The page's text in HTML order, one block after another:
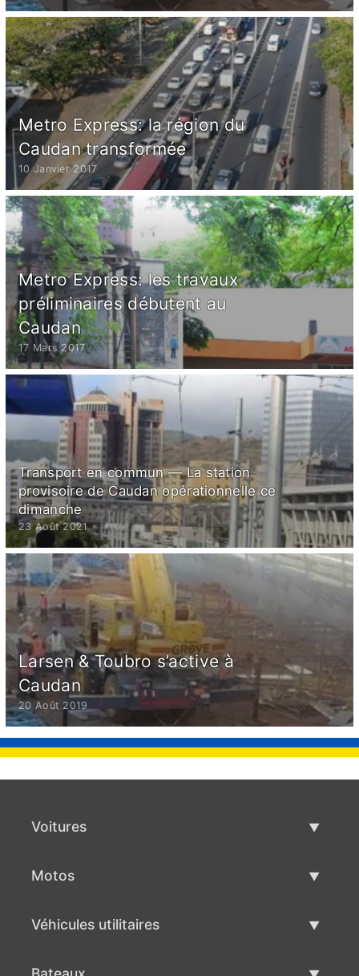
Metro Express: la région du
Caudan transformée
10 Janvier 2017
Metro Express: les travaux
préliminaires débutent au
Caudan
17 Mars 2017
Transport en commun — La station
provisoire de Caudan opérationnelle ce
dimanche
23 Août 2021
Larsen & Toubro s’active à
Caudan
20 Août 2019
Voitures
Motos
Véhicules utilitaires